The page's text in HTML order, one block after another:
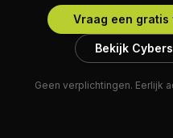
Vraag een
Bekijk
Geen verplichtingen. Eerlijk